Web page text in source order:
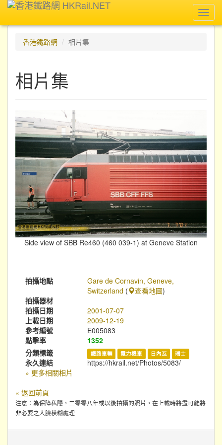
香港鐵路網
相片集
相片集
Side view of SBB Re460 (460 039-1) at Geneve Station
拍攝地點
Gare de Cornavin, Geneve,
Switzerland ( 查看地圖)
拍攝器材
拍攝日期
2001-07-07
上載日期
2009-12-19
參考編號
E005083
點擊率
1352
分類標籤
鐵路車輛 電力機車 日內瓦 瑞士
永久連結
https://hkrail.net/Photos/5083/
» 更多相關相片
« 返回前頁
注意：為保障私隱，二零零八年或以後拍攝的照片，在上載時將盡可能將
非必要之人臉模糊處理